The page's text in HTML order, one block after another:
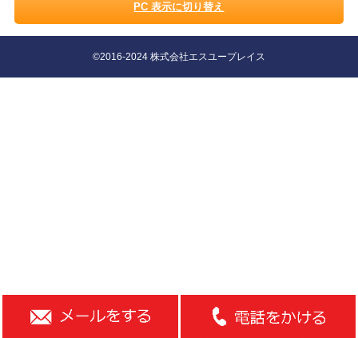
PC 表示に切り替え
©2016-2024 株式会社エスユープレイス